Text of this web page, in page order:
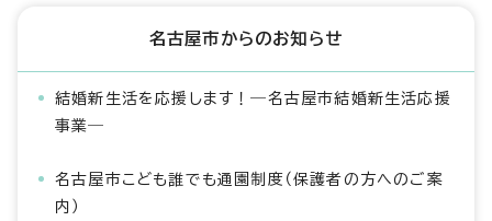
名古屋市からのお知らせ
結婚新生活を応援します！―名古屋市結婚新生活応援
事業―
名古屋市こども誰でも通園制度（保護者の方へのご案
内）